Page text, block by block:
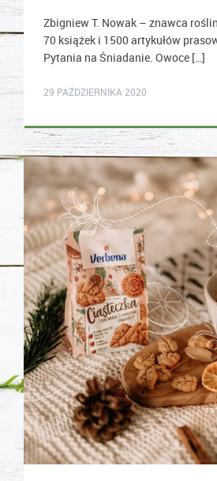
Zbigniew T. Nowak – znawca
70 książek i 1500 artykułów
Pytania na Śniadanie. Owoce […]
29 PAŹDZIERNIKA 2020